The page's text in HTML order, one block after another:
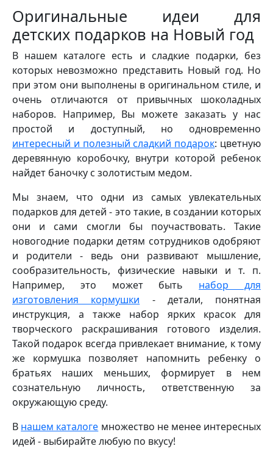
Оригинальные идеи для
детских подарков на Новый год
В нашем каталоге есть и сладкие подарки, без
которых невозможно представить Новый год. Но
при этом они выполнены в оригинальном стиле, и
очень отличаются от привычных шоколадных
наборов. Например, Вы можете заказать у нас
простой и доступный, но одновременно
интересный и полезный сладкий подарок: цветную
деревянную коробочку, внутри которой ребенок
найдет баночку с золотистым медом.
Мы знаем, что одни из самых увлекательных
подарков для детей - это такие, в создании которых
они и сами смогли бы поучаствовать. Такие
новогодние подарки детям сотрудников одобряют
и родители - ведь они развивают мышление,
сообразительность, физические навыки и т. п.
Например, это может быть набор для
изготовления кормушки - детали, понятная
инструкция, а также набор ярких красок для
творческого раскрашивания готового изделия.
Такой подарок всегда привлекает внимание, к тому
же кормушка позволяет напомнить ребенку о
братьях наших меньших, формирует в нем
сознательную личность, ответственную за
окружающую среду.
В нашем каталоге множество не менее интересных
идей - выбирайте любую по вкусу!